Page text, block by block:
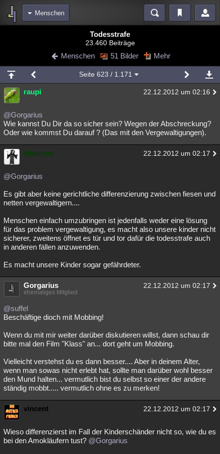
Menschen
Diskussionen Blogs Videos
Chat Wiki Neuigkeiten
meine Rubriken
Menschen Mystery Kriminalfälle
Spiritualität
Natur Umfragen Unterhaltung
weitere Rubriken
Philosophie
Astronomie
Musik Clash Verbesserungen
Besucht Teilgenommen Alle Neue Geschlossen
Lesenswert Schlüsselwörter
Todesstrafe
23.460 Beiträge
Menschen 51 Bilder Mehr
Seite 623 / 1.171
raupi 22.12.2012 um 02:16
@Gorgarius
Wie kannst Du Dir da so sicher sein? Wegen der Abschreckung?
Oder wie kommst Du darauf ? (Das mit den Vergewaltigungen).
shionoro 22.12.2012 um 02:17
@Gorgarius
Es gibt aber keine gerichtliche differenzierung zwischen fiesen und
netten vergewaltigern....
Menschen einfach umzubringen ist jedenfalls weder eine lösung
für das problem vergewaltigung, es macht also unsere kinder nicht
sicherer, zweitens öffnet es tür und tor dafür die todesstrafe auch
in anderen fällen anzuwenden.
Es macht unsere Kinder sogar gefährdeter.
Gorgarius 22.12.2012 um 02:17
ehemaliges Mitglied
@suffel
Beschäftige dioch mit Mobbing!
Wenn du mit mir weiter darüber diskutieren willst, dann schau dir
bitte mal den Film "Klass" an... dort geht um Mobbing.
Vielleicht verstehst du es dann besser.... Aber in deinem Alter,
wenn man sowas nicht erlebt hat, sollte man darüber wohl besser
den Mund halten... vermutlich bist du selbst so einer der andere
ständig mobbt..... vermutlich ohne es zu merken!
vincent 22.12.2012 um 02:17
Wieso differenzierst im Fall der Kinderschänder nicht so, wie du es
bei den Amokläufern tust? @Gorgarius